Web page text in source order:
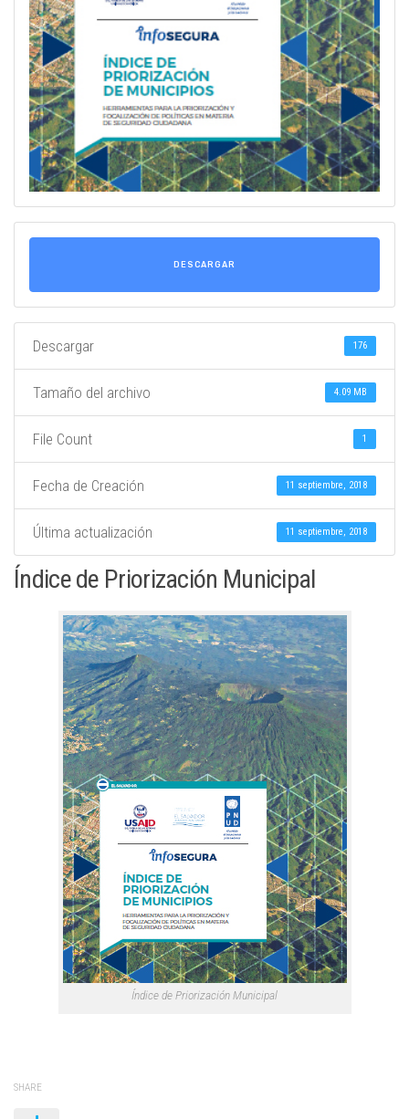
DESCARGAR
Descargar 176
Tamaño del archivo 4.09 MB
File Count 1
Fecha de Creación 11 septiembre, 2018
Última actualización 11 septiembre, 2018
Índice de Priorización Municipal
Índice de Priorización Municipal
SHARE